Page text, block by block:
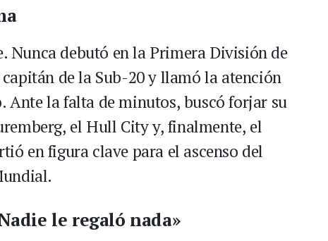
Nunca debutó en la Primera División de
de la Sub-20 y llamó la atención
Ante la falta de minutos, buscó forjar su
el Hull City y, finalmente, el
en figura clave para el ascenso del
le regaló nada»